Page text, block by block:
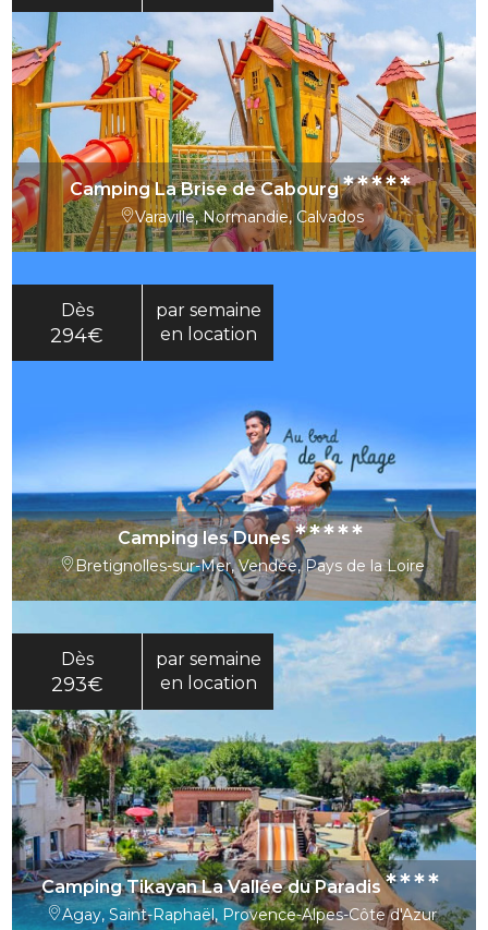
Camping La Brise de Cabourg*****
Varaville, Normandie, Calvados
Dès
294€
par semaine
en location
Camping les Dunes*****
Bretignolles-sur-Mer, Vendée, Pays de la Loire
Dès
293€
par semaine
en location
Camping Tikayan La Vallée du Paradis****
Agay, Saint-Raphaël, Provence-Alpes-Côte d'Azur